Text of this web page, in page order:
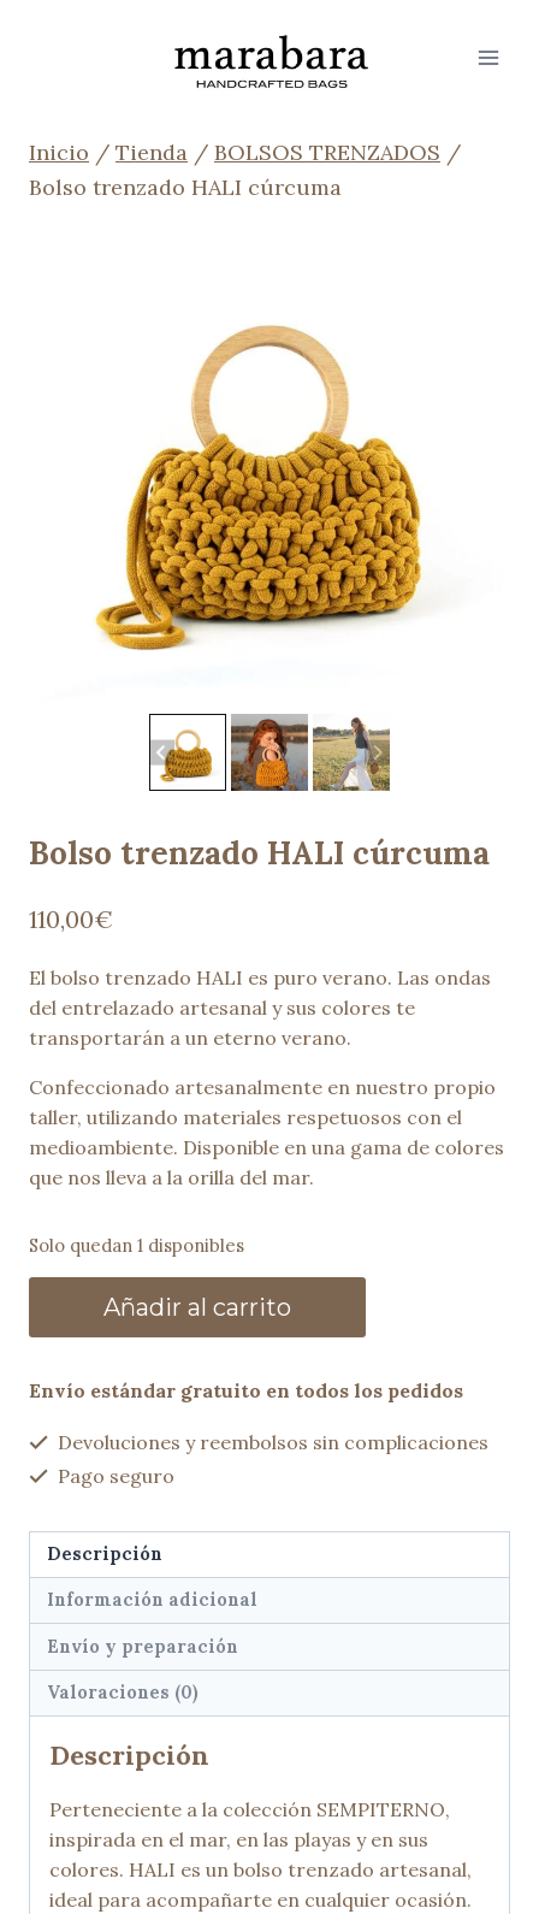
Inicio / Tienda / BOLSOS TRENZADOS /
Bolso trenzado HALI cúrcuma
Bolso trenzado HALI cúrcuma
110,00€
El bolso trenzado HALI es puro verano. Las ondas
del entrelazado artesanal y sus colores te
transportarán a un eterno verano.
Confeccionado artesanalmente en nuestro propio
taller, utilizando materiales respetuosos con el
medioambiente. Disponible en una gama de colores
que nos lleva a la orilla del mar.
Solo quedan 1 disponibles
trenzado
cúrcuma
Añadir al carrito
Envío estándar gratuito en todos los pedidos
Devoluciones y reembolsos sin complicaciones
Pago seguro
Descripción
Información adicional
Envío y preparación
Valoraciones (0)
Descripción
Perteneciente a la colección SEMPITERNO,
inspirada en el mar, en las playas y en sus
colores. HALI es un bolso trenzado artesanal,
ideal para acompañarte en cualquier ocasión.